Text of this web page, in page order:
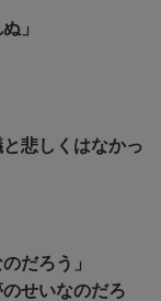
」
悲しくはなかっ
だろう」
せいなのだろ